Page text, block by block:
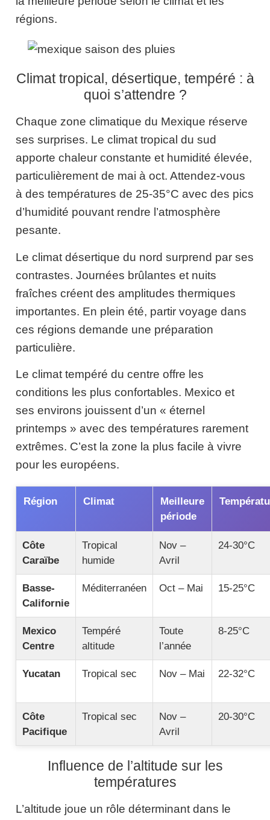
régions.
Climat tropical, désertique, tempéré : à
quoi s’attendre ?
Chaque zone climatique du Mexique réserve
ses surprises. Le climat tropical du sud
apporte chaleur constante et humidité élevée,
particulièrement de mai à oct. Attendez-vous
à des températures de 25-35°C avec des pics
d’humidité pouvant rendre l’atmosphère
pesante.
Le climat désertique du nord surprend par ses
contrastes. Journées brûlantes et nuits
fraîches créent des amplitudes thermiques
importantes. En plein été, partir voyage dans
ces régions demande une préparation
particulière.
Le climat tempéré du centre offre les
conditions les plus confortables. Mexico et
ses environs jouissent d’un « éternel
printemps » avec des températures rarement
extrêmes. C’est la zone la plus facile à vivre
pour les européens.
Région Climat
Meilleure
période
Côte
Caraïbe
Tropical
humide
Nov –
Avril
24-30°C
Basse-
Californie
Méditerranéen Oct – Mai 15-25°C
Mexico
Centre
Tempéré
altitude
Toute
l’année
8-25°C
Yucatan Tropical sec Nov – Mai 22-32°C
Côte
Pacifique
Tropical sec
Nov –
Avril
20-30°C
Influence de l’altitude sur les
températures
L’altitude joue un rôle déterminant dans le